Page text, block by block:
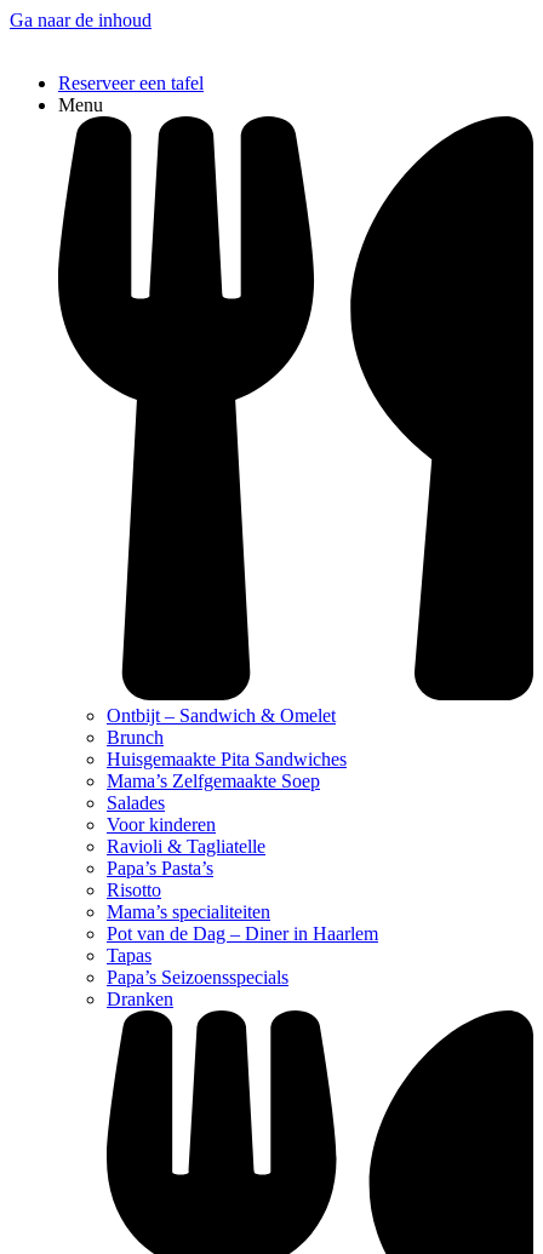
Ga naar de inhoud
Reserveer een tafel
Menu
Ontbijt – Sandwich & Omelet
Brunch
Huisgemaakte Pita Sandwiches
Mama’s Zelfgemaakte Soep
Salades
Voor kinderen
Ravioli & Tagliatelle
Papa’s Pasta’s
Risotto
Mama’s specialiteiten
Pot van de Dag – Diner in Haarlem
Tapas
Papa’s Seizoensspecials
Dranken